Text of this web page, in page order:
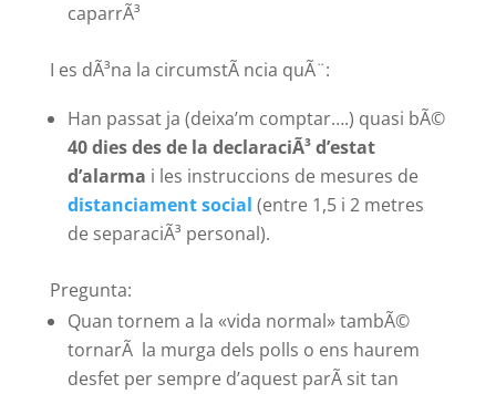
caparrÃ³
I es dÃ³na la circumstÃ ncia quÃ¨:
Han passat ja (deixa’m comptar….) quasi bÃ©
40 dies des de la declaraciÃ³ d’estat
d’alarma i les instruccions de mesures de
distanciament social (entre 1,5 i 2 metres
de separaciÃ³ personal).
Pregunta:
Quan tornem a la «vida normal» tambÃ©
tornarÃ la murga dels polls o ens haurem
desfet per sempre d’aquest parÃ sit tan